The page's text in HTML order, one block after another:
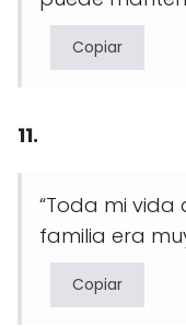
Copiar
11.
“Toda mi vida
familia era
Copiar